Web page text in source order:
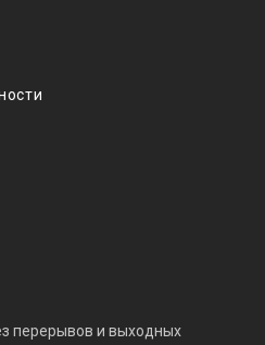
перерывов и выходных